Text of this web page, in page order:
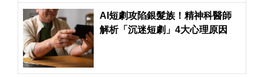
AI短劇攻陷銀髮族！精神科醫師
解析「沉迷短劇」4大心理原因